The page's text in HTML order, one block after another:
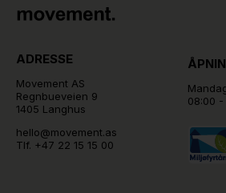
ADRESSE
Movement AS
Regnbueveien 9
1405 Langhus
hello@movement.as
Tlf. +47 22 15 15 00
08:00 -